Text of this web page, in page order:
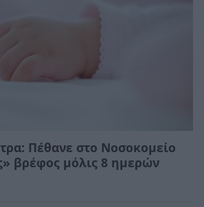
Πέθανε στο Νοσοκομείο
βρέφος μόλις 8 ημερών